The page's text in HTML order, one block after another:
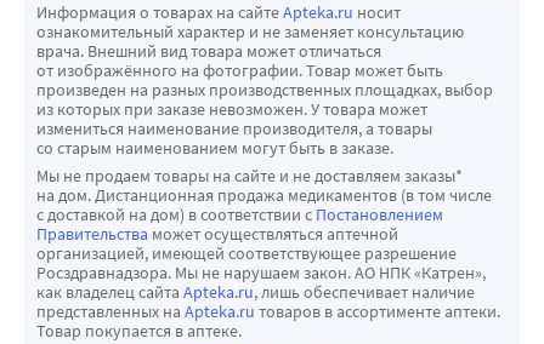
Информация о товарах на сайтеApteka.ru носит
ознакомительный характер и не заменяет консультацию
врача. Внешний вид товара может отличаться
от изображённого на фотографии. Товар может быть
произведен на разных производственных площадках, выбор
из которых при заказе невозможен. У товара может
измениться наименование производителя, а товары
со старым наименованием могут быть в заказе.
Мы не продаем товары на сайте и не доставляем заказы*
на дом. Дистанционная продажа медикаментов (в том числе
с доставкой на дом) в соответствии с Постановлением
Правительства может осуществляться аптечной
организацией, имеющей соответствующее разрешение
Росздравнадзора. Мы не нарушаем закон. АО НПК «Катрен»,
как владелец сайта Apteka.ru, лишь обеспечивает наличие
представленных на Apteka.ru товаров в ассортименте аптеки.
Товар покупается в аптеке.